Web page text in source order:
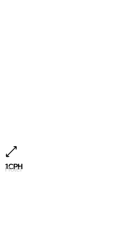
1CPH
Hotel